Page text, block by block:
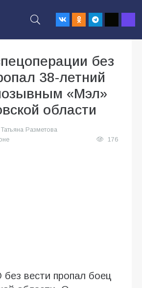
без
38-летний
«Мэл»
области
Татьяна Разметова
176
вести пропал боец